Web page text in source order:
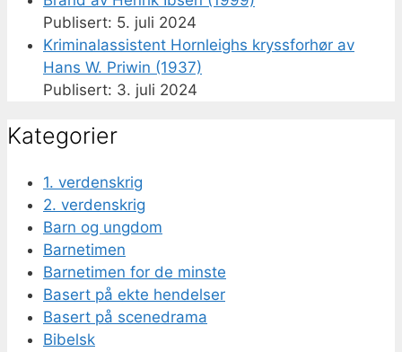
5. juli 2024
Kriminalassistent Hornleighs kryssforhør av
Hans W. Priwin (1937)
3. juli 2024
Kategorier
1. verdenskrig
2. verdenskrig
Barn og ungdom
Barnetimen
Barnetimen for de minste
Basert på ekte hendelser
Basert på scenedrama
Bibelsk